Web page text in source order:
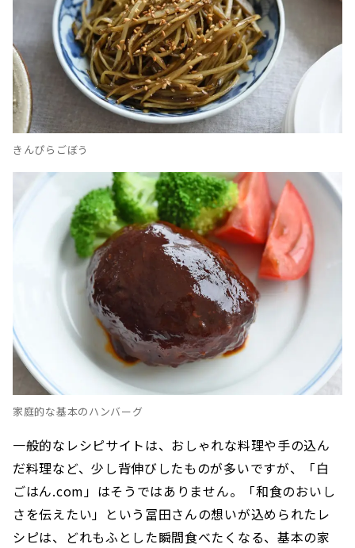
きんぴらごぼう
家庭的な基本のハンバーグ
一般的なレシピサイトは、おしゃれな料理や手の込ん
だ料理など、少し背伸びしたものが多いですが、「白
ごはん.com」はそうではありません。「和食のおいし
さを伝えたい」という冨田さんの想いが込められたレ
シピは、どれもふとした瞬間食べたくなる、基本の家